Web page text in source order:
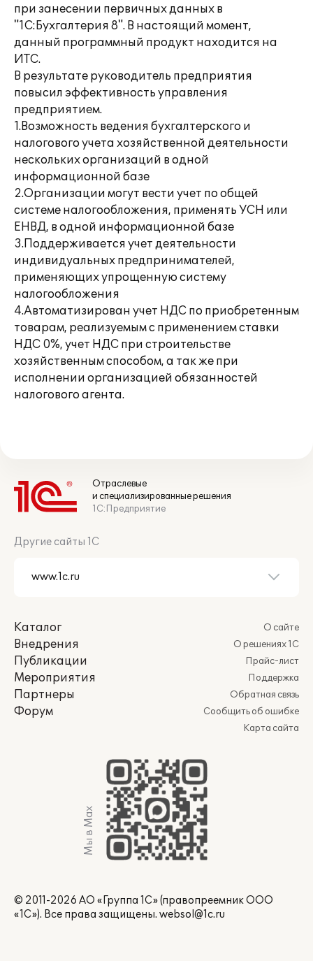
при занесении первичных данных в
"1С:Бухгалтерия 8". В настоящий момент,
данный программный продукт находится на
ИТС.
В результате руководитель предприятия
повысил эффективность управления
предприятием.
1.Возможность ведения бухгалтерского и
налогового учета хозяйственной деятельности
нескольких организаций в одной
информационной базе
2.Организации могут вести учет по общей
системе налогообложения, применять УСН или
ЕНВД, в одной информационной базе
3.Поддерживается учет деятельности
индивидуальных предпринимателей,
применяющих упрощенную систему
налогообложения
4.Автоматизирован учет НДС по приобретенным
товарам, реализуемым с применением ставки
НДС 0%, учет НДС при строительстве
хозяйственным способом, а так же при
исполнении организацией обязанностей
налогового агента.
Отраслевые
и специализированные решения
1С:Предприятие
Другие сайты 1С
Каталог
Внедрения
Публикации
Мероприятия
Партнеры
Форум
О сайте
О решениях 1С
Прайс-лист
Поддержка
Обратная связь
Сообщить об ошибке
Карта сайта
Мы в Max
© 2011-2026 АО «Группа 1С» (правопреемник ООО
«1С»). Все права защищены. websol@1c.ru